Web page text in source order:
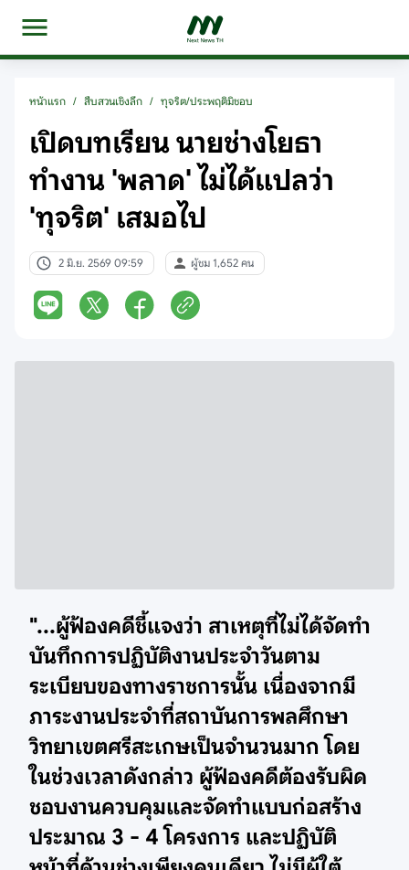
หน้าแรก / สืบสวนเชิงลึก / ทุจริต/ประพฤติมิชอบ
เปิดบทเรียน นายช่างโยธา
ทำงาน 'พลาด' ไม่ได้แปลว่า
'ทุจริต' เสมอไป
2 มิ.ย. 2569 09:59 ผู้ชม 1,652 คน
"...ผู้ฟ้องคดีชี้แจงว่า สาเหตุที่ไม่ได้จัดทำ
บันทึกการปฏิบัติงานประจำวันตาม
ระเบียบของทางราชการนั้น เนื่องจากมี
ภาระงานประจำที่สถาบันการพลศึกษา
วิทยาเขตศรีสะเกษเป็นจำนวนมาก โดย
ในช่วงเวลาดังกล่าว ผู้ฟ้องคดีต้องรับผิด
ชอบงานควบคุมและจัดทำแบบก่อสร้าง
ประมาณ 3 - 4 โครงการ และปฏิบัติ